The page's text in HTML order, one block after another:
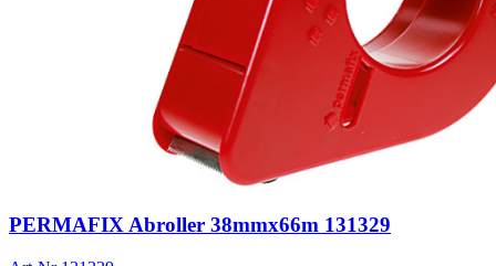
PERMAFIX Abroller 38mmx66m 131329